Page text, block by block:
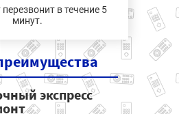
в течение 5
минут.
экспресс